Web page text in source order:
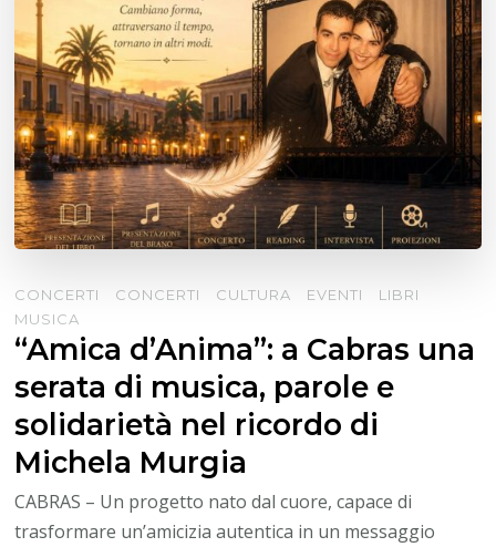
CONCERTI CONCERTI CULTURA EVENTI
LIBRI
MUSICA
“Amica d’Anima”: a Cabras una
serata di musica, parole e
solidarietà nel ricordo di
Michela Murgia
CABRAS – Un progetto nato dal cuore, capace di
trasformare un’amicizia autentica in un messaggio